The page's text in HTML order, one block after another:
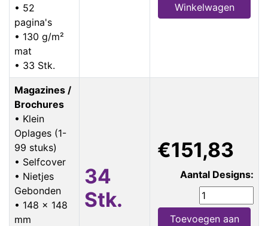
• 52
pagina's
• 130 g/m²
mat
• 33 Stk.
Winkelwagen
Magazines /
Brochures
• Klein
Oplages (1-
99 stuks)
• Selfcover
• Nietjes
Gebonden
• 148 x 148
mm
34
Stk.
€151,83
Aantal Designs:
Toevoegen aan